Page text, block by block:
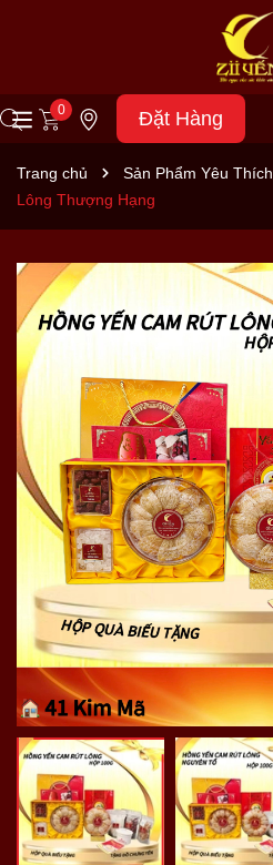
0 Đặt Hàng
Trang chủ Sản Phẩm Yêu Thích
Lông Thượng Hạng